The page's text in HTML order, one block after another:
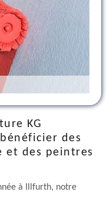
KG
des
et des peintres
à Illfurth, notre